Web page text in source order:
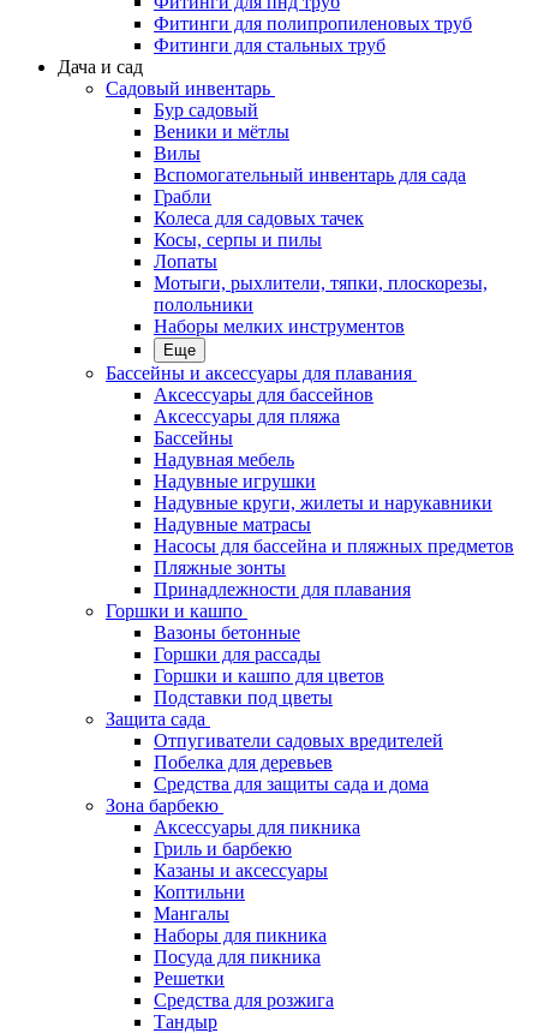
Фитинги для полипропиленовых труб
Фитинги для стальных труб
Дача и сад
Садовый инвентарь
Бур садовый
Веники и мётлы
Вилы
Вспомогательный инвентарь для сада
Грабли
Колеса для садовых тачек
Косы, серпы и пилы
Лопаты
Мотыги, рыхлители, тяпки, плоскорезы,
полольники
Наборы мелких инструментов
Еще
Бассейны и аксессуары для плавания
Аксессуары для бассейнов
Аксессуары для пляжа
Бассейны
Надувная мебель
Надувные игрушки
Надувные круги, жилеты и нарукавники
Надувные матрасы
Насосы для бассейна и пляжных предметов
Пляжные зонты
Принадлежности для плавания
Горшки и кашпо
Вазоны бетонные
Горшки для рассады
Горшки и кашпо для цветов
Подставки под цветы
Защита сада
Отпугиватели садовых вредителей
Побелка для деревьев
Средства для защиты сада и дома
Зона барбекю
Аксессуары для пикника
Гриль и барбекю
Казаны и аксессуары
Коптильни
Мангалы
Наборы для пикника
Посуда для пикника
Решетки
Средства для розжига
Тандыр